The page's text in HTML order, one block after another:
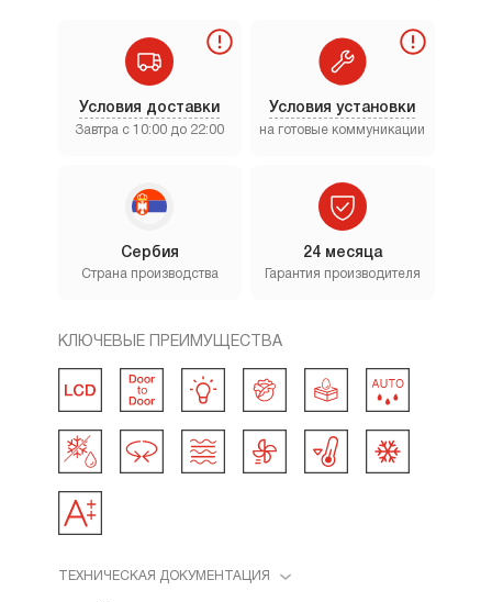
Условия доставки
Завтра с 10:00 до 22:00
24 месяца
Гарантия производителя
Условия установки
на готовые коммуникации
Сербия
Страна производства
КЛЮЧЕВЫЕ ПРЕИМУЩЕСТВА
ТЕХНИЧЕСКАЯ ДОКУМЕНТАЦИЯ